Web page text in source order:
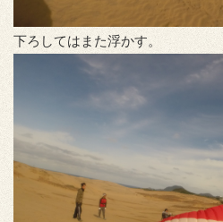
下ろしてはまた浮かす。